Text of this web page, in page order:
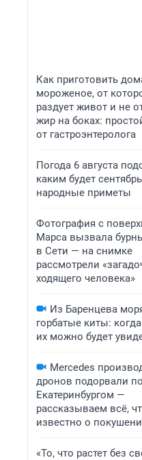
Как приготовить
мороженое, от
раздует живот и не
жир на боках:
от гастроэнтеролога
Погода 6 августа
каким будет
народные приметы
Фотография с
Марса вызвала
в Сети — на снимке
рассмотрели
ходящего человека»
Из Баренцева
горбатые киты:
их можно будет
Mercedes
дронов подорвали
Екатеринбургом —
рассказываем всё,
известно о
«То, что растет без